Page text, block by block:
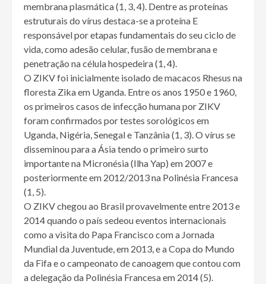
membrana plasmática (1, 3, 4). Dentre as proteínas
estruturais do vírus destaca-se a proteína E
responsável por etapas fundamentais do seu ciclo de
vida, como adesão celular, fusão de membrana e
penetração na célula hospedeira (1, 4).
O ZIKV foi inicialmente isolado de macacos Rhesus na
floresta Zika em Uganda. Entre os anos 1950 e 1960,
os primeiros casos de infecção humana por ZIKV
foram confirmados por testes sorológicos em
Uganda, Nigéria, Senegal e Tanzânia (1, 3). O vírus se
disseminou para a Ásia tendo o primeiro surto
importante na Micronésia (Ilha Yap) em 2007 e
posteriormente em 2012/2013 na Polinésia Francesa
(1, 5).
O ZIKV chegou ao Brasil provavelmente entre 2013 e
2014 quando o país sedeou eventos internacionais
como a visita do Papa Francisco com a Jornada
Mundial da Juventude, em 2013, e a Copa do Mundo
da Fifa e o campeonato de canoagem que contou com
a delegação da Polinésia Francesa em 2014 (5).